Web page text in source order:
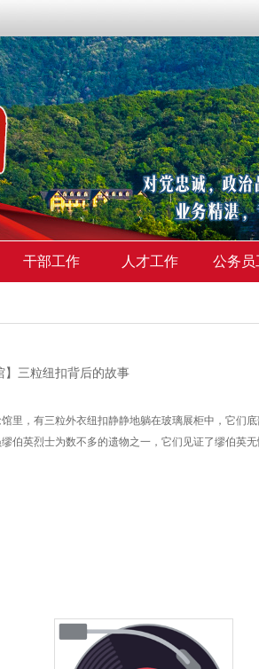
干部工作 人才工作 公务员
】三粒纽扣背后的故事
里，有三粒外衣纽扣静静地躺在玻璃展柜中，它们
伯英烈士为数不多的遗物之一，它们见证了缪伯英无